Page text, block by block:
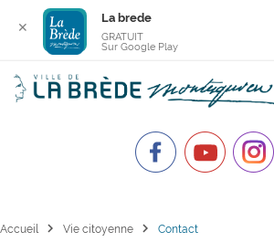
Accueil chevron_right Vie citoyenne chevron_right Contact
✕
La brede
GRATUIT
Sur Google Play